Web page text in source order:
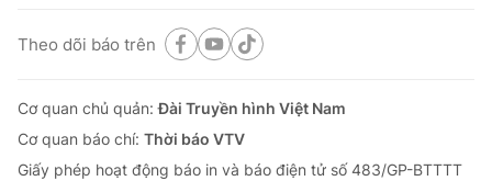
Theo dõi báo trên
Cơ quan chủ quản:Đài Truyền hình Việt Nam
Cơ quan báo chí: Thời báo VTV
Giấy phép hoạt động báo in và báo điện tử số 483/GP-BTTTT